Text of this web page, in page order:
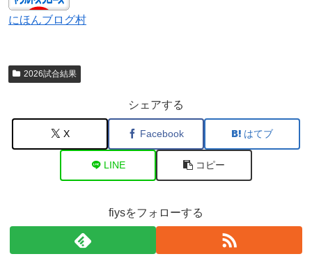
にほんブログ村
2026試合結果
シェアする
X Facebook はてブ
LINE コピー
fiysをフォローする